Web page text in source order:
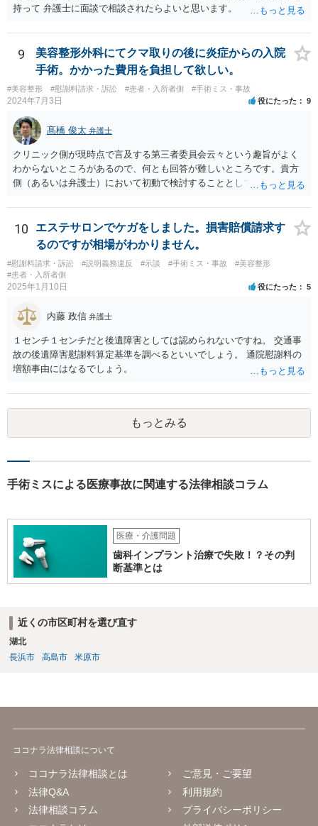
持って 弁護士に面談で相談されたらよいと思います。
9
美容整形外科にてクマ取りの後に炎症からの入院
手術。かかった費用を負担して欲しい。
#美容整形 #慰謝料請求・訴訟 #患者・入所者側 #手術ミス・事故
2024年7月3日 役にたった 9
髙橋 俊太 弁護士
クリニック側が現時点で言及する第三者委員会云々という趣旨がよく
わからないところがあるので、何とも回答が難しいところです。貴方
側（あるいは弁護士）において初動で検討することとしては、クリニ
医師意見聴取などが考えられるかと思います。それらを踏まえてクリ
ニック側の過失を肯定できそうであれば、クリニックに対して具体的
に損害賠償請求をしていくことになります。
10
エステサロンでケガをしました。損害賠償請求す
るのですが相場がわかりません。
#慰謝料請求・訴訟 #説明義務違反 #示談 #手術ミス・事故
#美容整形
#患者・入所者側
2025年1月10日 役にたった 5
内藤 政信 弁護士
１センチ１センチだと後遺障害としては認められないですね。 交通事
故の後遺障害慰謝料算定基準を調べるといいでしょう。 通院慰謝料の
増額事由にはなるでしょう。
もっとみる
手術ミスによる医療事故に関連する法律相談コラム
医療・介護問題
歯科インプラント治療で失敗！？その判
断基準とは
近くの市区町村を選び直す
湖北
長浜市
高島市 米原市
ココナラ法律相談について
ココナラ法律相談とは
法律Q&A
法律相談コラム
ご意見・ご要望
利用規約
プライバシーポリシー